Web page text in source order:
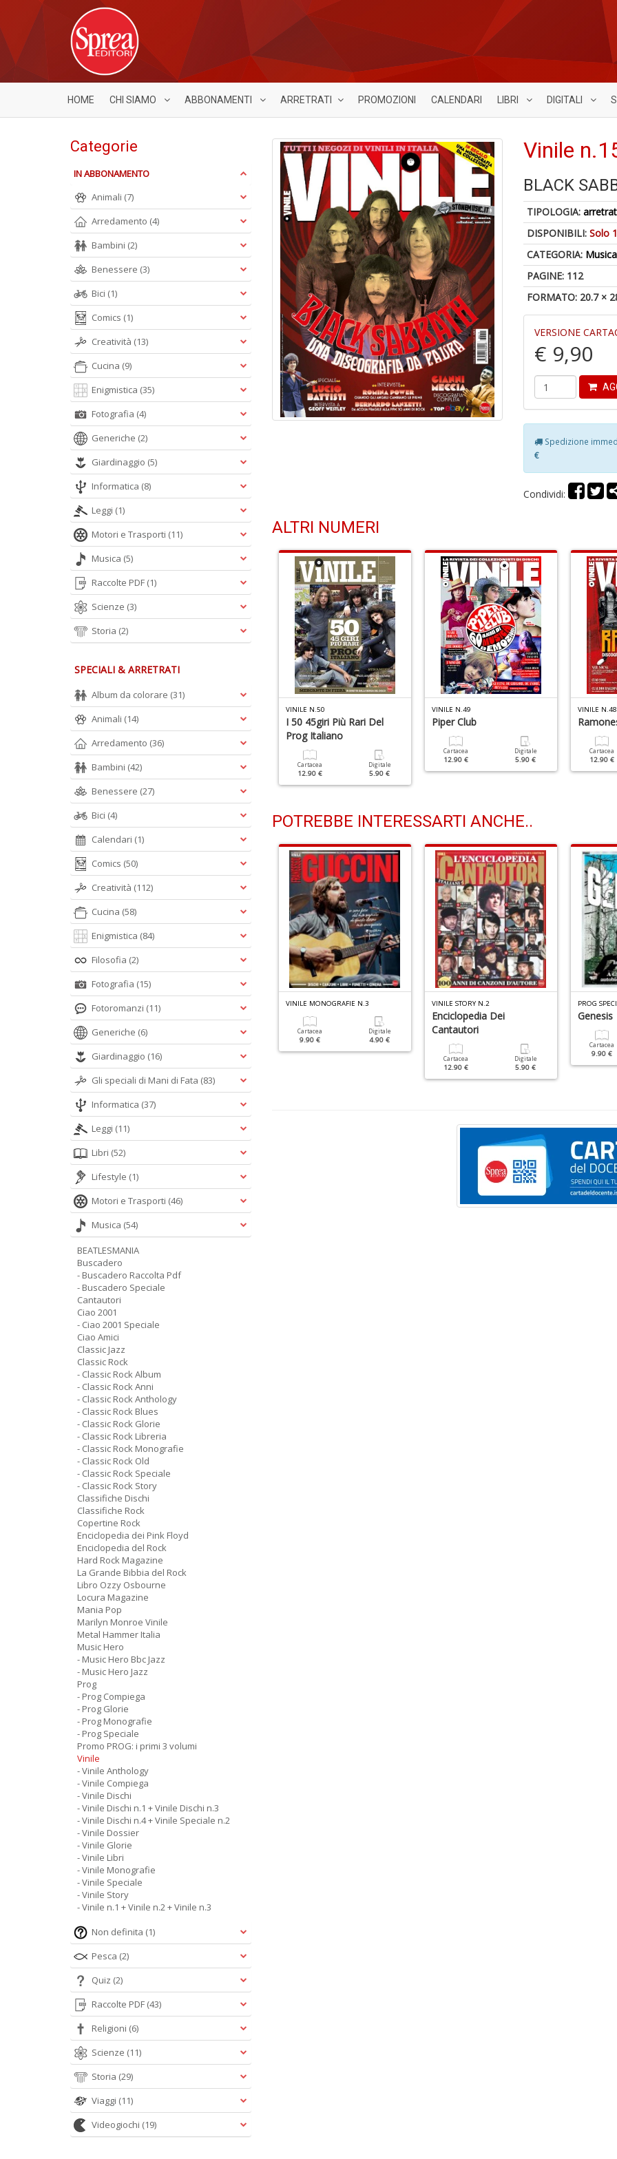
HOME CHI SIAMO ABBONAMENTI ARRETRATI PROMOZIONI CALENDARI LIBRI DIGITALI
Vinile
BLACK
TIPOLOGIA:
DISPONIBILI:Solo
CATEGORIA: Musica
PAGINE: 112
FORMATO: 20.7 ×
VERSIONE
€ 9,90
Spedizione
€
Condividi:
ALTRI NUMERI
Anno D' Oro Della
Digitale
4.90 €
VINILE N.36 VINILE N.50
I 50 45giri Più Rari Del
Prog Italiano
Cartacea
12.90 €
Digitale
5.90 €
VINILE N.49
Piper Club
Cartacea
12.90 €
Digitale
5.90 €
VINILE N.48
Cartacea
12.90 €
POTREBBE INTERESSARTI ANCHE..
Digitale
5.90 €
LIBRO OZZY OSBOURNE N.1 VINILE MONOGRAFIE N.3
Cartacea
9.90 €
Digitale
4.90 €
VINILE STORY N.2
Enciclopedia Dei
Cantautori
Cartacea
12.90 €
Digitale
5.90 €
PROG
Genesis
Cartacea
9.90 €
Categorie
IN ABBONAMENTO
Animali (7)
Arredamento (4)
Bambini (2)
Benessere (3)
Bici (1)
Comics (1)
Creatività (13)
Cucina (9)
Enigmistica (35)
Fotografia (4)
Generiche (2)
Giardinaggio (5)
Informatica (8)
Leggi (1)
Motori e Trasporti (11)
Musica (5)
Raccolte PDF (1)
Scienze (3)
Storia (2)
SPECIALI & ARRETRATI
Album da colorare (31)
Animali (14)
Arredamento (36)
Bambini (42)
Benessere (27)
Bici (4)
Calendari (1)
Comics (50)
Creatività (112)
Cucina (58)
Enigmistica (84)
Filosofia (2)
Fotografia (15)
Fotoromanzi (11)
Generiche (6)
Giardinaggio (16)
Gli speciali di Mani di Fata (83)
Informatica (37)
Leggi (11)
Libri (52)
Lifestyle (1)
Motori e Trasporti (46)
Musica (54)
BEATLESMANIA
Buscadero
- Buscadero Raccolta Pdf
- Buscadero Speciale
Cantautori
Ciao 2001
- Ciao 2001 Speciale
Ciao Amici
Classic Jazz
Classic Rock
- Classic Rock Album
- Classic Rock Anni
- Classic Rock Anthology
- Classic Rock Blues
- Classic Rock Glorie
- Classic Rock Libreria
- Classic Rock Monografie
- Classic Rock Old
- Classic Rock Speciale
- Classic Rock Story
Classifiche Dischi
Classifiche Rock
Copertine Rock
Enciclopedia dei Pink Floyd
Enciclopedia del Rock
Hard Rock Magazine
La Grande Bibbia del Rock
Libro Ozzy Osbourne
Locura Magazine
Mania Pop
Marilyn Monroe Vinile
Metal Hammer Italia
Music Hero
- Music Hero Bbc Jazz
- Music Hero Jazz
Prog
- Prog Compiega
- Prog Glorie
- Prog Monografie
- Prog Speciale
Promo PROG: i primi 3 volumi
Vinile
- Vinile Anthology
- Vinile Compiega
- Vinile Dischi
- Vinile Dischi n.1 + Vinile Dischi n.3
- Vinile Dischi n.4 + Vinile Speciale n.2
- Vinile Dossier
- Vinile Glorie
- Vinile Libri
- Vinile Monografie
- Vinile Speciale
- Vinile Story
- Vinile n.1 + Vinile n.2 + Vinile n.3
Non definita (1)
Pesca (2)
Quiz (2)
Raccolte PDF (43)
Religioni (6)
Scienze (11)
Storia (29)
Viaggi (11)
Videogiochi (19)